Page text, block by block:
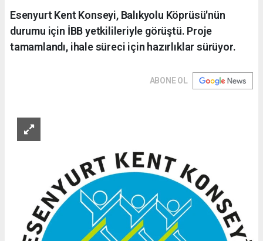
Esenyurt Kent Konseyi, Balıkyolu Köprüsü'nün
durumu için İBB yetkilileriyle görüştü. Proje
tamamlandı, ihale süreci için hazırlıklar sürüyor.
ABONE OL